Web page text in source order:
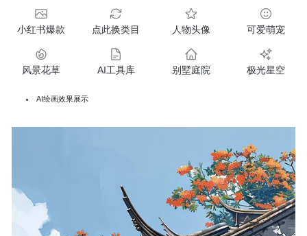
小红书爆款 点此换类目 人物头像 可爱萌宠
风景花草 AI工具库 别墅庭院 极光星空
AI绘画效果展示